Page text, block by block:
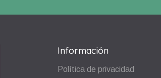
Información
Política de privacidad